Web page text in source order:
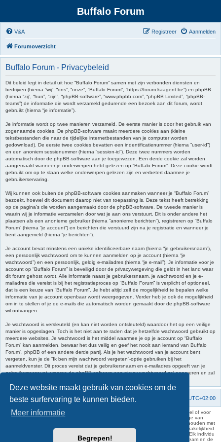
Deze website maakt gebruik van cookies om de
beste surfervaring te kunnen bieden.
Meer informatie
Begrepen!
Buffalo Forum
V&A Aanmelden
Registreer
Forumoverzicht
Buffalo Forum - Privacybeleid
Dit beleid legt in detail uit hoe “Buffalo Forum” samen met zijn verbonden diensten en
bedrijven (hierna “wij”, “ons”, “onze”, “Buffalo Forum”, “https://forum.kaagent.be”) en phpBB
(hierna “zij”, “hun”, “zijn”, “phpBB-software”, “www.phpbb.com”, “phpBB Limited”, “phpBB-
teams”) de informatie die wordt verzameld gedurende een bezoek aan dit forum, wordt
gebruikt (hierna “je informatie”).
Je informatie wordt op twee manieren verzameld. De eerste manier is door het gebruik van
zogenaamde cookies. De phpBB-software maakt meerdere cookies aan (kleine
tekstbestanden die naar de tijdelijke internetbestanden van je computer worden
gedownload). De eerste twee cookies bevatten een indentificatienummer (hierna “user-id”)
en een anoniem sessienummer (hierna “session-id”). Deze twee nummers worden
automatisch door de phpBB-software aan je toegewezen. Een derde cookie zal worden
aangemaakt wanneer je onderwerpen hebt gelezen op “Buffalo Forum”. Deze cookie wordt
gebruikt om op te slaan welke onderwerpen gelezen zijn en verbetert daarmee je
gebruikerservaring.
Wij kunnen ook buiten de phpBB-software cookies aanmaken wanneer je “Buffalo Forum”
bezoekt, hoewel dit document daarop niet van toepassing is. Deze tekst heeft betrekking
op de pagina’s die worden aangemaakt door de phpBB-software. De tweede manier is
waarin wij je informatie verzamelen door wat je aan ons verstuurt. Dit is onder andere het
plaatsen als een anonieme gebruiker (hierna “anonieme berichten”), registreren op “Buffalo
Forum” (hierna “je account”) en berichten die verstuurd zijn na je registratie en wanneer je
bent aangemeld (hierna “je berichten”).
Je account bevat minstens een unieke identificeerbare naam (hierna “je gebruikersnaam”),
een persoonlijk wachtwoord om te kunnen aanmelden op je account (hierna “je
wachtwoord”) en een persoonlijk, geldig e-mailadres (hierna “je e-mail”). Je informatie voor je
account op “Buffalo Forum” is beveiligd door de privacywetgeving die geldt in het land waar
dit forum gehost wordt. Alle informatie naast je gebruikersnaam, je wachtwoord en je e-
mailadres die vereist is bij het registratieproces op “Buffalo Forum” is verplicht of optioneel,
dat is een keuze van “Buffalo Forum”. Je hebt altijd zelf de mogelijkheid te bepalen welke
informatie van je account openbaar wordt weergegeven. Verder heb je ook de mogelijkheid
om in te stellen of je de e-mails die automatisch worden gemaakt door de phpBB-software
wil ontvangen.
Je wachtwoord is versleuteld (en kan niet worden ontsleuteld) waardoor het op een veilige
manier is opgeslagen. Toch is het niet aan te raden dat je hetzelfde wachtwoord gebruikt op
meerdere websites. Je wachtwoord is het middel waarmee je op je account op “Buffalo
Forum” kan aanmelden, bewaar het dus veilig en geef het nooit aan iemand van Buffalo
Forum”, phpBB of een andere derde partij. Als je het wachtwoord van je account bent
vergeten, kun je de “Ik ben mijn wachtwoord vergeten”-optie gebruiken bij het
aanmeldvenster. Dit proces vereist dat je gebruikersnaam en e-mailadres opgeeft van je
gebruikersaccount, waarna de phpBB-software een nieuw wachtwoord zal genereren en zal
Forumoverzicht UTC+02:00
Verwijder cookies
Contact
KAA Gent kan nooit aansprakelijk worden gesteld voor om het even welk nadeel of voor
schade, zowel moreel als materieel, die toegebracht kan worden ten gevolge van
feitelijkheden en daden van derden die rechtstreeks of onrechtstreeks verband houden met
de gegevens vermeld op de website van KAA Gent. Deze ontheffing van aansprakelijkheid
geldt inzonderheid voor het forum, waarvan KAA Gent zich volledig distantieert. Elk individu
is dus verantwoordelijk voor zijn uitlatingen op het Buffalo Forum. Ook het webteam en de